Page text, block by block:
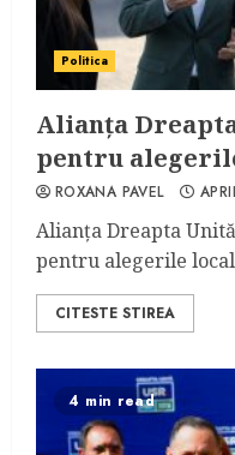
Politica
Alianța
pentru
ROXANA PAVEL
Alianța Dreapta
pentru alegerile
CITESTE STIREA
4 min read